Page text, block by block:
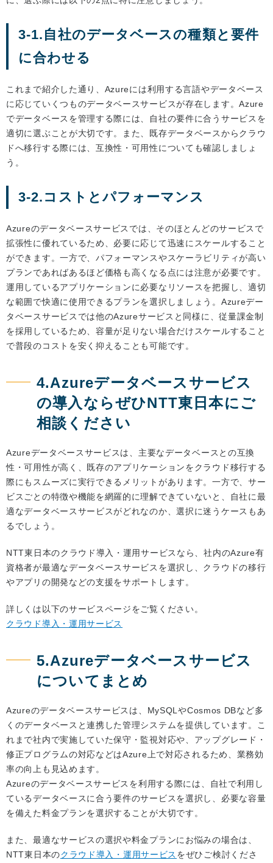
3-1.自社のデータベースの種類と要件
に合わせる
これまで紹介した通り、Azureには利用する言語やデータベース
に応じていくつものデータベースサービスが存在します。Azure
でデータベースを管理する際には、自社の要件に合うサービスを
適切に選ぶことが大切です。また、既存データベースからクラウ
ドへ移行する際には、互換性・可用性についても確認しましょ
う。
3-2.コストとパフォーマンス
Azureのデータベースサービスでは、そのほとんどのサービスで
拡張性に優れているため、必要に応じて迅速にスケールすること
ができます。一方で、パフォーマンスやスケーラビリティが高い
プランであればあるほど価格も高くなる点には注意が必要です。
運用しているアプリケーションに必要なリソースを把握し、適切
な範囲で快適に使用できるプランを選択しましょう。Azureデー
タベースサービスでは他のAzureサービスと同様に、従量課金制
を採用しているため、容量が足りない場合だけスケールすること
で普段のコストを安く抑えることも可能です。
4.Azureデータベースサービス
の導入ならぜひNTT東日本にご
相談ください
Azureデータベースサービスは、主要なデータベースとの互換
性・可用性が高く、既存のアプリケーションをクラウド移行する
際にもスムーズに実行できるメリットがあります。一方で、サー
ビスごとの特徴や機能を網羅的に理解できていないと、自社に最
適なデータベースサービスがどれなのか、選択に迷うケースもあ
るでしょう。
NTT東日本のクラウド導入・運用サービスなら、社内のAzure有
資格者が最適なデータベースサービスを選択し、クラウドの移行
やアプリの開発などの支援をサポートします。
詳しくは以下のサービスページをご覧ください。
クラウド導入・運用サービス
5.Azureデータベースサービス
についてまとめ
Azureのデータベースサービスは、MySQLやCosmos DBなど多
くのデータベースと連携した管理システムを提供しています。こ
れまで社内で実施していた保守・監視対応や、アップグレード・
修正プログラムの対応などはAzure上で対応されるため、業務効
率の向上も見込めます。
Azureのデータベースサービスを利用する際には、自社で利用し
ているデータベースに合う要件のサービスを選択し、必要な容量
を備えた料金プランを選択することが大切です。
また、最適なサービスの選択や料金プランにお悩みの場合は、
NTT東日本のクラウド導入・運用サービス をぜひご検討くださ